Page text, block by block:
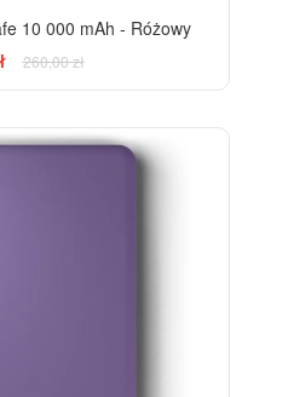
10 000 mAh - Różowy
260,00 zł